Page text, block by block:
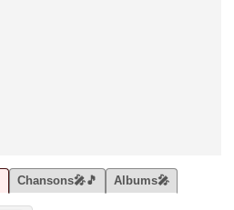
Chansons🎤🎵 Albums🎤